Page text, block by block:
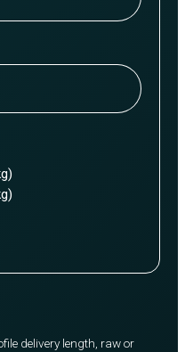
delivery length, raw or